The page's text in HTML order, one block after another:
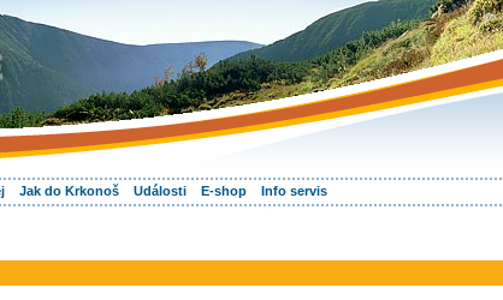
Jak do Krkonoš Události E-shop Info servis